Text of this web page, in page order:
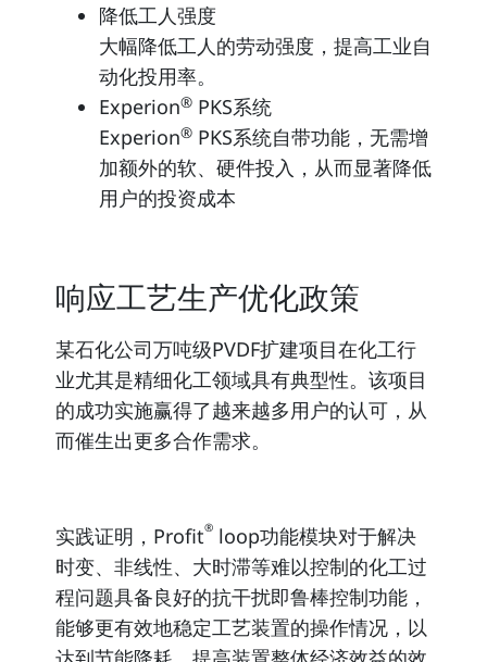
降低工人强度
大幅降低工人的劳动强度，提高工业自
动化投用率。
Experion®PKS系统
Experion®PKS系统自带功能，无需增
加额外的软、硬件投入，从而显著降低
用户的投资成本
响应工艺生产优化政策
某石化公司万吨级PVDF扩建项目在化工行
业尤其是精细化工领域具有典型性。该项目
的成功实施赢得了越来越多用户的认可，从
而催生出更多合作需求。
实践证明，Profit®loop功能模块对于解决
时变、 非线性、 大时滞等难以控制的化工过
程问题具备良好的抗干扰即鲁棒控制功能，
能够更有效地稳定工艺装置的操作情况，以